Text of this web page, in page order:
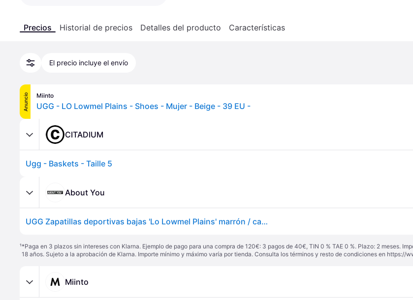
Precios Historial de precios Detalles del producto Características
El precio incluye el envío
Anuncio Miinto
UGG - LO Lowmel Plains - Shoes - Mujer - Beige - 39 EU -
CITADIUM
Ugg - Baskets - Taille 5
About You
UGG Zapatillas deportivas bajas 'Lo Lowmel Plains' marrón / capuchino / blanco
¹*Paga en 3 plazos sin intereses con Klarna. Ejemplo de pago para una compra de 120€: 3 pagos de 40€, TIN 0 % TAE 0 %. Plazo: 2 meses.
18 años. Sujeto a la aprobación de Klarna. Importe mínimo y máximo varía por tienda. Consulta los términos y resto de condiciones en https://
Miinto